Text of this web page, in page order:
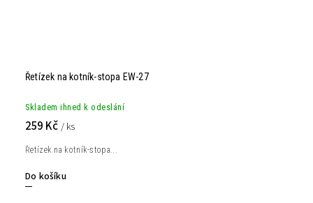
Řetízek na kotník-stopa EW-27
Skladem ihned k odeslání
259 Kč / ks
Do košíku
Řetízek na kotník-stopa...